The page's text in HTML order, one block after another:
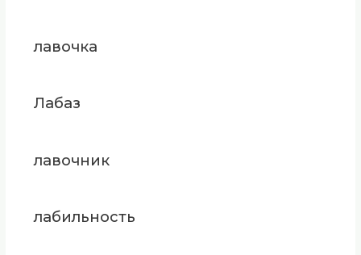
лавочка
Лабаз
лавочник
лабильность